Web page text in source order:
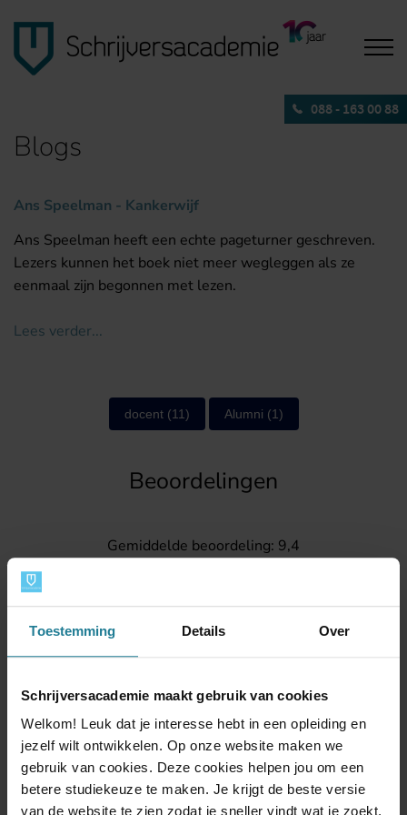
Toestemming Details Over
Schrijversacademie maakt gebruik van cookies
Welkom! Leuk dat je interesse hebt in een opleiding en
jezelf wilt ontwikkelen. Op onze website maken we
gebruik van cookies. Deze cookies helpen jou om een
betere studiekeuze te maken. Je krijgt de beste versie
van de website te zien zodat je sneller vindt wat je zoekt.
088 - 163 00 88
Blogs
Ans Speelman - Kankerwijf
Ans Speelman heeft een echte pageturner geschreven.
Lezers kunnen het boek niet meer wegleggen als ze
eenmaal zijn begonnen met lezen.
Lees verder...
docent (11) Alumni (1)
Beoordelingen
Gemiddelde beoordeling: 9,4
Contact